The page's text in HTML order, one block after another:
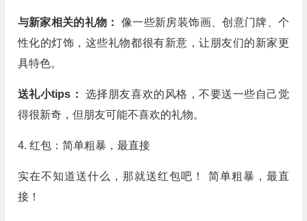
与新家相关的礼物：像一些新房装饰画、创意门牌、个
性化的灯饰，这些礼物都很有新意，让朋友们的新家更
具特色。
送礼小tips： 选择朋友喜欢的风格，不要送一些自己觉
得很新奇，但朋友可能不喜欢的礼物。
4. 红包：简单粗暴，最直接
实在不知道送什么，那就送红包吧！ 简单粗暴，最直
接！